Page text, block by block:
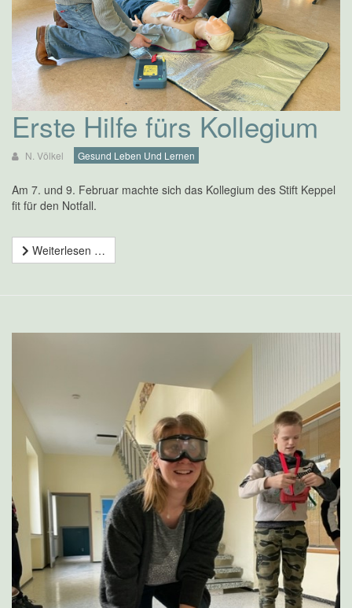
Erste Hilfe fürs Kollegium
N. Völkel Gesund Leben Und Lernen
Am 7. und 9. Februar machte sich das Kollegium des Stift Keppel
fit für den Notfall.
Weiterlesen …